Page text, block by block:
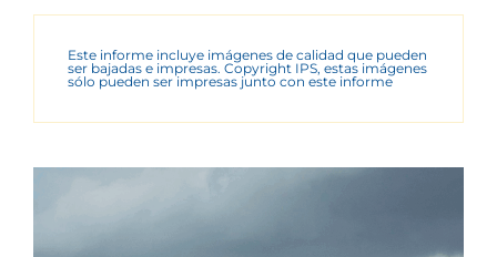
Este informe incluye imágenes de calidad que pueden
ser bajadas e impresas. Copyright IPS, estas imágenes
sólo pueden ser impresas junto con este informe